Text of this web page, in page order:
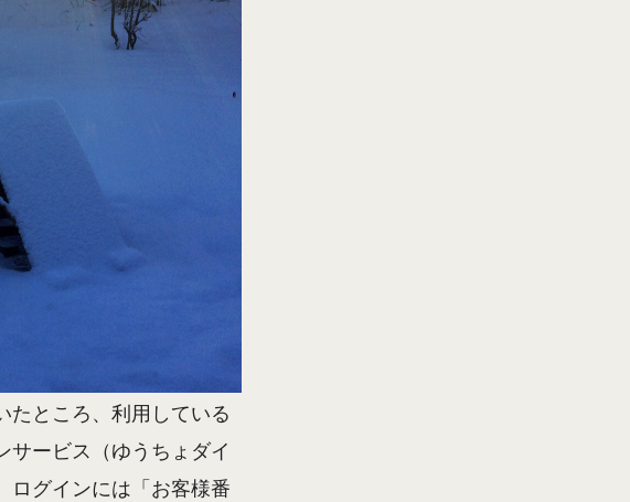
たところ、利用している
ービス（ゆうちょダイ
ログインには「お客様番